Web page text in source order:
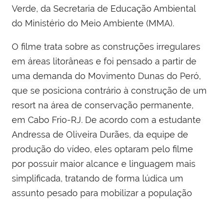
Verde, da Secretaria de Educação Ambiental
do Ministério do Meio Ambiente (MMA).
O filme trata sobre as construções irregulares
em áreas litorâneas e foi pensado a partir de
uma demanda do Movimento Dunas do Peró,
que se posiciona contrário à construção de um
resort na área de conservação permanente,
em Cabo Frio-RJ. De acordo com a estudante
Andressa de Oliveira Durães, da equipe de
produção do vídeo, eles optaram pelo filme
por possuir maior alcance e linguagem mais
simplificada, tratando de forma lúdica um
assunto pesado para mobilizar a população